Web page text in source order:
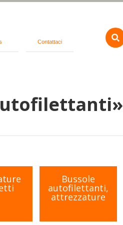
Contattaci
Bussole
autofilettanti,
attrezzature